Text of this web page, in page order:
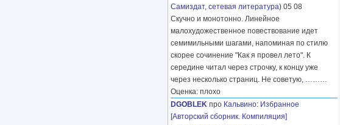
Самиздат, сетевая литература) 05 08
Скучно и монотонно. Линейное
малохудожественное повествование идет
семимильными шагами, напоминая по стилю
скорее сочинение "Как я провел лето". К
середине читал через строчку, к концу уже
через несколько страниц. Не советую, ………
Оценка: плохо
DGOBLEK про Кальвино: Избранное
[Авторский сборник. Компиляция]